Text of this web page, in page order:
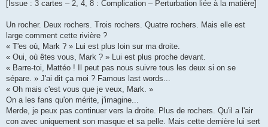
[Issue : 3 cartes – 2, 4, 8 : Complication – Perturbation liée à la matière]
Un rocher. Deux rochers. Trois rochers. Quatre rochers. Mais elle est
large comment cette rivière ?
« T'es où, Mark ? » Lui est plus loin sur ma droite.
« Oui, où êtes vous, Mark ? » Lui est plus proche devant.
« Barre-toi, Mattéo ! Il peut pas nous suivre tous les deux si on se
sépare. » J'ai dit ça moi ? Famous last words...
« Oh mais c'est vous que je veux, Mark. »
On a les fans qu'on mérite, j'imagine...
Merde, je peux pas continuer vers la droite. Plus de rochers. Qu'il a l'air
con avec uniquement son masque et sa pelle. Mais cette dernière lui sert